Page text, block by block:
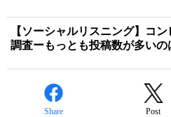
【ソーシャルリスニング】コ
調査ーもっとも投稿数が多い
Share Post